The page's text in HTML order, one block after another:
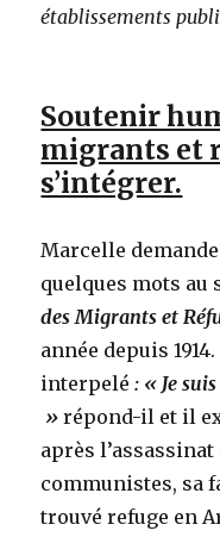
établissements
Soutenir
migrants et
s’intégrer.
Marcelle
quelques mots au
des Migrants et
année depuis
interpelé: « Je
» répond-il et il
après
communistes, sa
trouvé refuge en